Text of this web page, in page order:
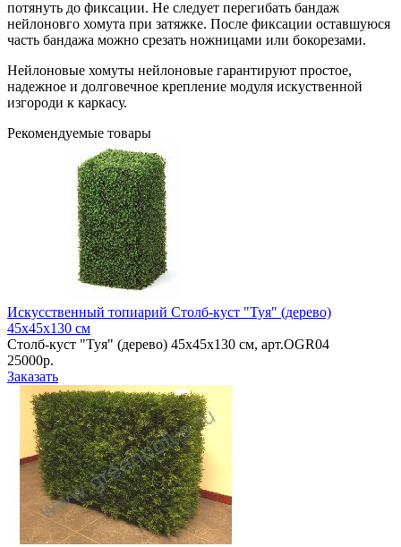
потянуть до фиксации. Не следует перегибать бандаж
нейлоновго хомута при затяжке. После фиксации оставшуюся
часть бандажа можно срезать ножницами или бокорезами.
Нейлоновые хомуты нейлоновые гарантируют простое,
надежное и долговечное крепление модуля искуственной
изгороди к каркасу.
Рекомендуемые товары
Искусственный топиарий Столб-куст "Туя" (дерево)
45х45х130 см
Столб-куст "Туя" (дерево) 45х45х130 см, арт.OGR04
25000р.
Заказать